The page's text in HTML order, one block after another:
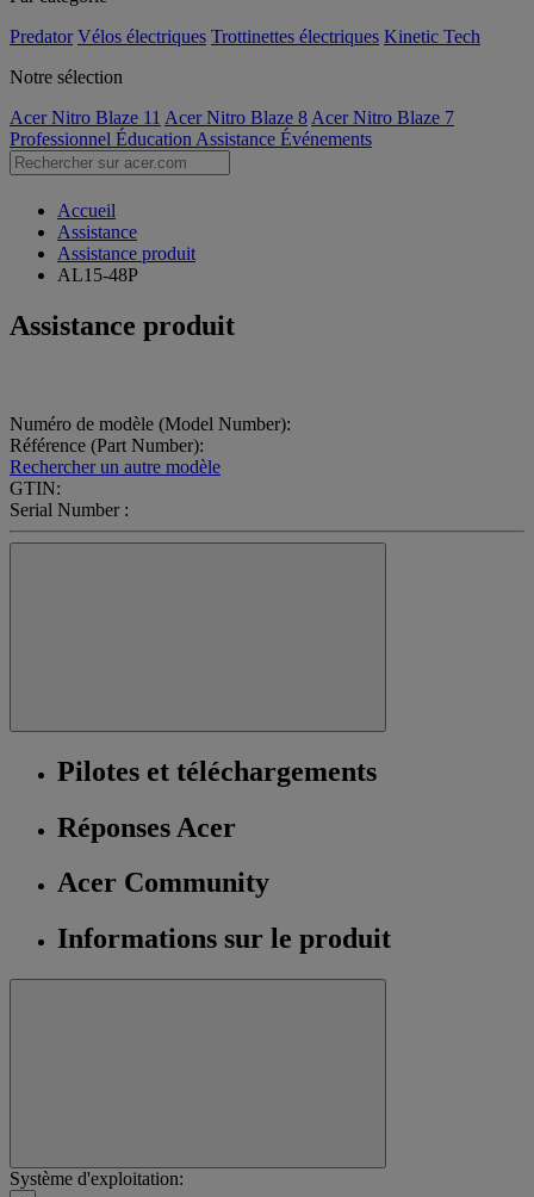
Predator Vélos électriques Trottinettes électriques Kinetic Tech
Notre sélection
Acer Nitro Blaze 11 Acer Nitro Blaze 8 Acer Nitro Blaze 7
Professionnel Éducation Assistance Événements
Accueil
Assistance
Assistance produit
AL15-48P
Assistance produit
Numéro de modèle (Model Number):
Référence (Part Number):
Rechercher un autre modèle
GTIN:
Serial Number :
Pilotes et téléchargements
Réponses Acer
Acer Community
Informations sur le produit
Système d'exploitation: